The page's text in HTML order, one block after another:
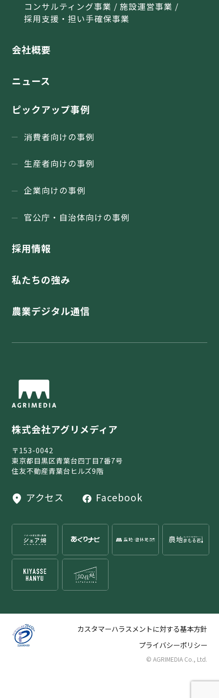
株式会社アグリメディア
〒153-0042
東京都目黒区青葉台四丁目7番7号
住友不動産青葉台ヒルズ9階
アクセス Facebook
コンサルティング事業 / 施設運営事業 /
採用支援・担い手確保事業
会社概要
ニュース
ピックアップ事例
消費者向けの事例
生産者向けの事例
企業向けの事例
官公庁・⾃治体向けの事例
採用情報
私たちの強み
農業デジタル通信
カスタマーハラスメントに対する基本方針
プライバシーポリシー
© AGRIMEDIA Co., Ltd.